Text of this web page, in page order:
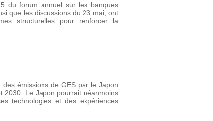
du forum annuel sur les banques
que les discussions du 23 mai, ont
structurelles pour renforcer la
des émissions de GES par le Japon
2030. Le Japon pourrait néanmoins
technologies et des expériences